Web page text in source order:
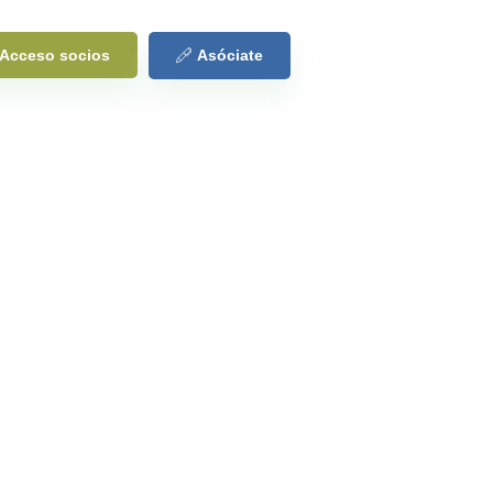
socios Asóciate